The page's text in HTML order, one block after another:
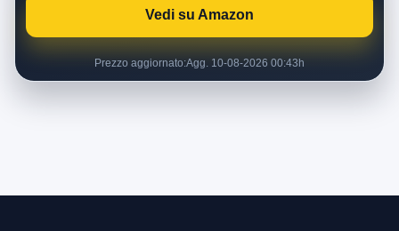
Vedi su Amazon
Prezzo aggiornato:Agg. 10-08-2026 00:43h